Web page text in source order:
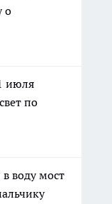
о
июля
по
воду мост